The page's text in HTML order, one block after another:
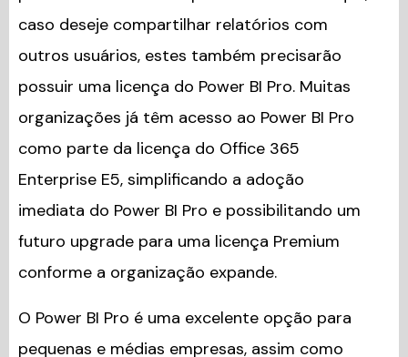
caso deseje compartilhar relatórios com
outros usuários, estes também precisarão
possuir uma licença do Power BI Pro. Muitas
organizações já têm acesso ao Power BI Pro
como parte da licença do Office 365
Enterprise E5, simplificando a adoção
imediata do Power BI Pro e possibilitando um
futuro upgrade para uma licença Premium
conforme a organização expande.
O Power BI Pro é uma excelente opção para
pequenas e médias empresas, assim como